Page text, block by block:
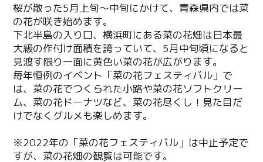
桜が散った5月上旬～中旬にかけて、青森県内では菜
の花が咲き始めます。
下北半島の入り口、横浜町にある菜の花畑は日本最
大級の作付け面積を誇っていて、5月中旬頃になると
見渡す限り一面に黄色い菜の花が広がります。
毎年恒例のイベント「菜の花フェスティバル」で
は、菜の花でつくられた小路や菜の花ソフトクリー
ム、菜の花ドーナツなど、菜の花尽くし！見た目だ
けでなくグルメも楽しめます。
※2022年の「菜の花フェスティバル」は中止予定で
すが、菜の花畑の観覧は可能です。